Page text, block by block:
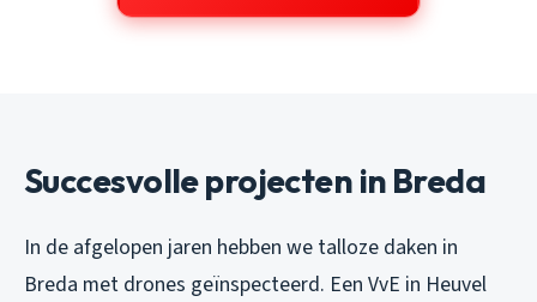
Succesvolle projecten in Breda
In de afgelopen jaren hebben we talloze daken in
Breda met drones geïnspecteerd. Een VvE in Heuvel